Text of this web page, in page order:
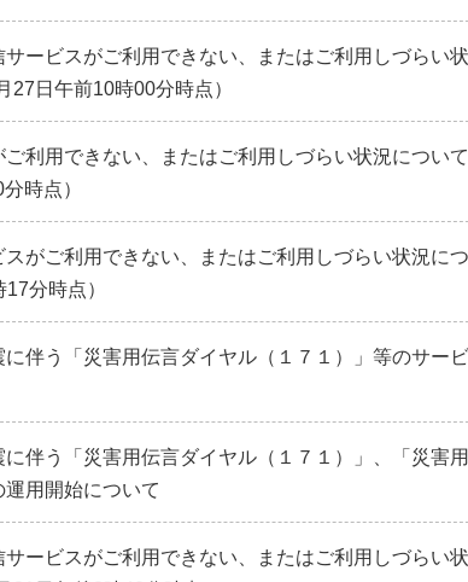
サービスがご利用できない、またはご利用しづらい
27日午前10時00分時点）
ご利用できない、またはご利用しづらい状況につい
時点）
スがご利用できない、またはご利用しづらい状況に
分時点）
伴う「災害用伝言ダイヤル（１７１）」等のサー
伴う「災害用伝言ダイヤル（１７１）」、「災害
用開始について
サービスがご利用できない、またはご利用しづらい